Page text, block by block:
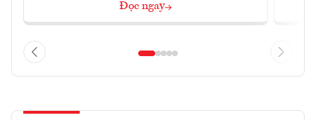
Đọc ngay